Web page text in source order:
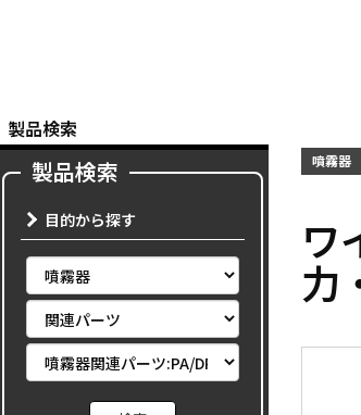
噴霧器
ワ
力
製品検索
製品検索
目的から探す